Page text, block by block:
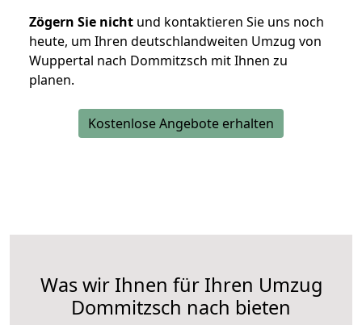
Zögern Sie nicht und kontaktieren Sie uns noch
heute, um Ihren deutschlandweiten Umzug von
Wuppertal nach Dommitzsch mit Ihnen zu
planen.
Kostenlose Angebote erhalten
Was wir Ihnen für Ihren Umzug
Dommitzsch nach bieten